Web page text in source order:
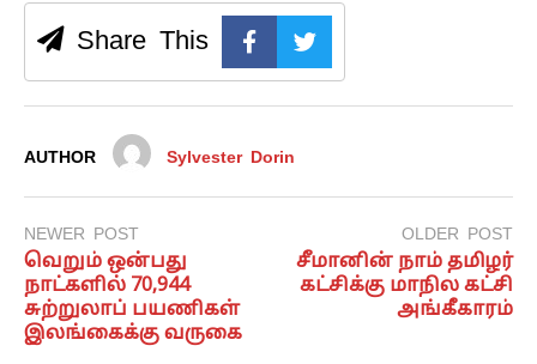
Share This
AUTHOR Sylvester Dorin
NEWER POST
வெறும் ஒன்பது
நாட்களில் 70,944
சுற்றுலாப் பயணிகள்
இலங்கைக்கு வருகை
OLDER POST
சீமானின் நாம் தமிழர்
கட்சிக்கு மாநில கட்சி
அங்கீகாரம்